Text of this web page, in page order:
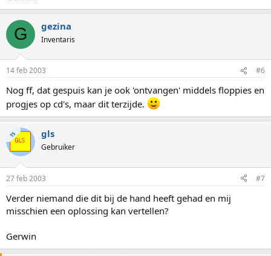
G gezina
Inventaris
14 feb 2003 #6
Nog ff, dat gespuis kan je ook 'ontvangen' middels floppies en
progjes op cd's, maar dit terzijde.
TS gls
Gebruiker
27 feb 2003 #7
Verder niemand die dit bij de hand heeft gehad en mij
misschien een oplossing kan vertellen?
Gerwin